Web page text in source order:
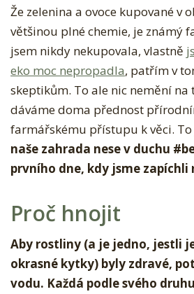
Že zelenina a ovoce kupované v
většinou plné chemie, je známý
jsem nikdy nekupovala, vlastně
eko moc nepropadla, patřím v
skeptikům. To ale nic nemění na
dáváme doma přednost
farmářskému přístupu k věci. To
naše zahrada nese v duchu
prvního dne, kdy jsme zapíchli
Proč hnojit
Aby rostliny (a je jedno, jestli
okrasné kytky) byly zdravé,
vodu. Každá podle svého